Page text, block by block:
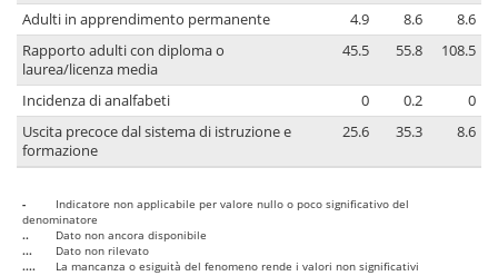
Adulti in apprendimento permanente 4.9 8.6
8.6
Rapporto adulti con diploma o
laurea/licenza media
45.5 55.8 108.5
Incidenza di analfabeti 0 0.2
0
Uscita precoce dal sistema di istruzione e
formazione
25.6 35.3 8.6
-
Indicatore non applicabile per valore nullo o poco significativo del
denominatore
..
Dato non ancora disponibile
...
Dato non rilevato
....
La mancanza o esiguità del fenomeno rende i valori non significativi